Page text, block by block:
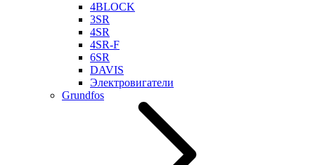
4BLOCK
3SR
4SR
4SR-F
6SR
DAVIS
Электровигатели
Grundfos